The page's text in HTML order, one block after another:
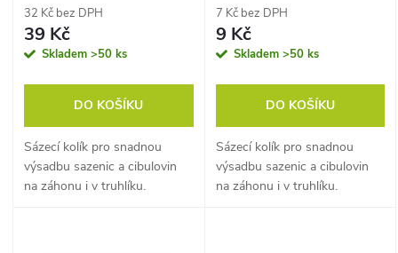
o
d
u
p
o
d
u
32 Kč bez DPH
39 Kč
Skladem >50 ks
DO KOŠÍKU
Sázecí kolík pro snadnou
výsadbu sazenic a cibulovin
na záhonu i v truhlíku.
7 Kč bez DPH
9 Kč
Skladem >50 ks
DO KOŠÍKU
Sázecí kolík pro snadnou
výsadbu sazenic a cibulovin
na záhonu i v truhlíku.